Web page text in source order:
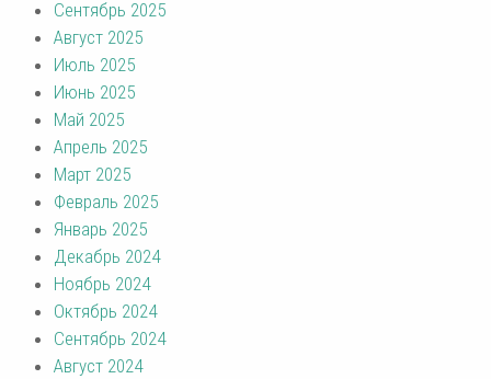
Сентябрь 2025
Август 2025
Июль 2025
Июнь 2025
Май 2025
Апрель 2025
Март 2025
Февраль 2025
Январь 2025
Декабрь 2024
Ноябрь 2024
Октябрь 2024
Сентябрь 2024
Август 2024